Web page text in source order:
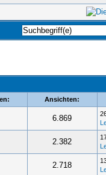
Ansichten:
6.869
2.382
2.718